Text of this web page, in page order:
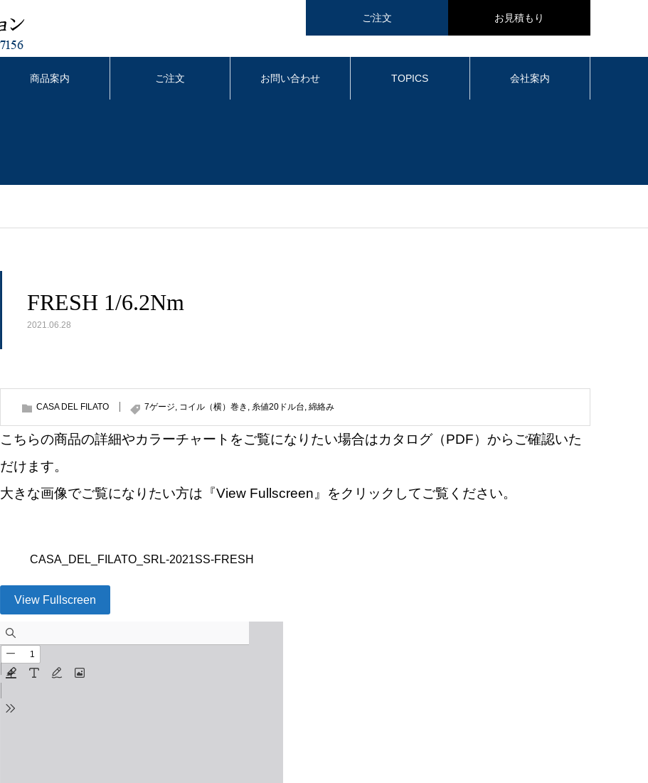
ご注文 お見積もり
商品案内 ご注文 お問い合わせ TOPICS 会社案内
FRESH 1/6.2Nm
2021.06.28
CASA DEL FILATO 7ゲージ, コイル（横）巻き , 糸値20ドル台, 綿絡み
こちらの商品の詳細やカラーチャートをご覧になりたい場合はカタログ（PDF）からご確認いた
だけます。
大きな画像でご覧になりたい方は『View Fullscreen』をクリックしてご覧ください。
CASA_DEL_FILATO_SRL-2021SS-FRESH
View Fullscreen